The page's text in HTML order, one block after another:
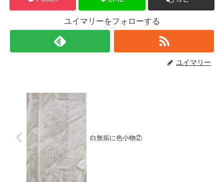
ユイマリーをフォローする
ユイマリー
白無垢に色小物②